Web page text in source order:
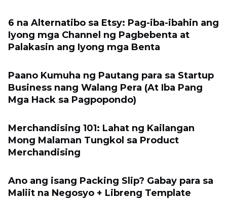
6 na Alternatibo sa Etsy: Pag-iba-ibahin ang
Iyong mga Channel ng Pagbebenta at
Palakasin ang Iyong mga Benta
Paano Kumuha ng Pautang para sa Startup
Business nang Walang Pera (At Iba Pang
Mga Hack sa Pagpopondo)
Merchandising 101: Lahat ng Kailangan
Mong Malaman Tungkol sa Product
Merchandising
Ano ang isang Packing Slip? Gabay para sa
Maliit na Negosyo + Libreng Template